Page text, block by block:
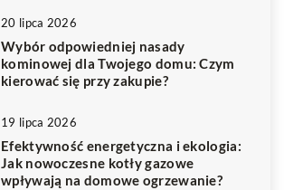
20 lipca 2026
Wybór odpowiedniej nasady
kominowej dla Twojego domu: Czym
kierować się przy zakupie?
19 lipca 2026
Efektywność energetyczna i ekologia:
Jak nowoczesne kotły gazowe
wpływają na domowe ogrzewanie?